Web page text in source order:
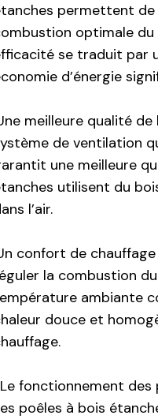
permettent de
optimale
se traduit par
d’énergie
meilleure qualité
de ventilation
une meilleure
utilisent du
l’air.
confort de
la combustion
ambiante
douce et
fonctionnement des
poêles à bois